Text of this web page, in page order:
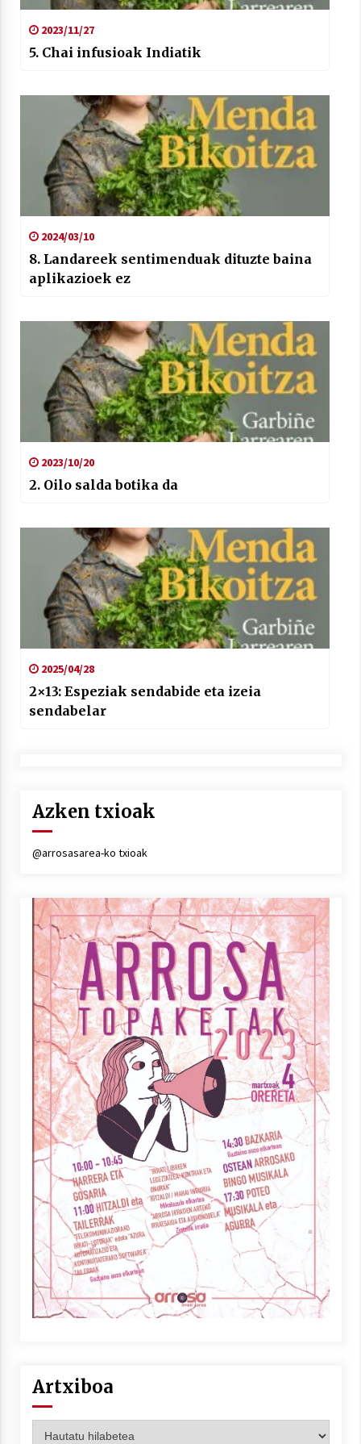
2023/11/27
5. Chai infusioak Indiatik
2024/03/10
8. Landareek sentimenduak dituzte baina
aplikazioek ez
2023/10/20
2. Oilo salda botika da
2025/04/28
2×13: Espeziak sendabide eta izeia
sendabelar
Azken txioak
@arrosasarea-ko txioak
Artxiboa